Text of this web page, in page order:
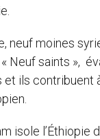
neuf moines
Neuf saints »,
et ils contribuent
isole l’Éthiopie